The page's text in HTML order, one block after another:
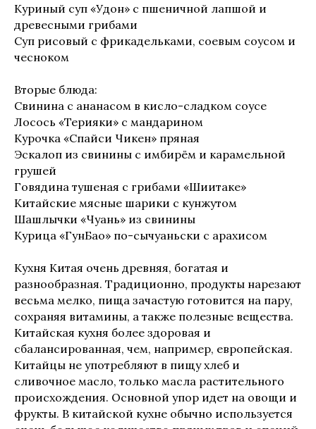
Куриный суп «Удон» с пшеничной лапшой и
древесными грибами
Суп рисовый с фрикадельками, соевым соусом и
чесноком
Вторые блюда:
Свинина с ананасом в кисло-сладком соусе
Лосось «Терияки» с мандарином
Курочка «Спайси Чикен» пряная
Эскалоп из свинины с имбирём и карамельной
грушей
Говядина тушеная с грибами «Шиитаке»
Китайские мясные шарики с кунжутом
Шашлычки «Чуань» из свинины
Курица «ГунБао» по-сычуаньски с арахисом
Кухня Китая очень древняя, богатая и
разнообразная. Традиционно, продукты нарезают
весьма мелко, пища зачастую готовится на пару,
сохраняя витамины, а также полезные вещества.
Китайская кухня более здоровая и
сбалансированная, чем, например, европейская.
Китайцы не употребляют в пищу хлеб и
сливочное масло, только масла растительного
происхождения. Основной упор идет на овощи и
фрукты. В китайской кухне обычно используется